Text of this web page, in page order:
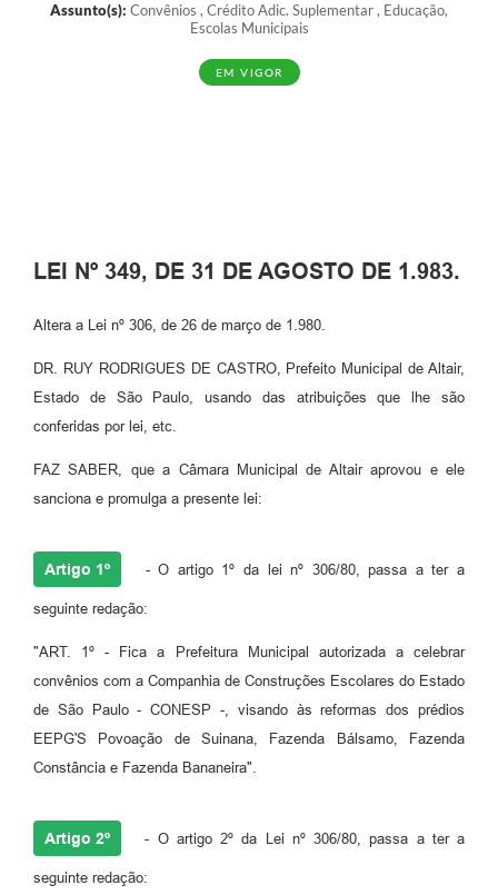
Assunto(s): Convênios , Crédito Adic. Suplementar , Educação,
Escolas Municipais
EM VIGOR
LEI Nº 349, DE 31 DE AGOSTO DE 1.983.
Altera a Lei nº 306, de 26 de março de 1.980.
DR. RUY RODRIGUES DE CASTRO, Prefeito Municipal de Altair,
Estado de São Paulo, usando das atribuições que lhe são
conferidas por lei, etc.
FAZ SABER, que a Câmara Municipal de Altair aprovou e ele
sanciona e promulga a presente lei:
Artigo 1º - O artigo 1º da lei nº 306/80, passa a ter a
seguinte redação:
"ART. 1º - Fica a Prefeitura Municipal autorizada a celebrar
convênios com a Companhia de Construções Escolares do Estado
de São Paulo - CONESP -, visando às reformas dos prédios
EEPG'S Povoação de Suinana, Fazenda Bálsamo, Fazenda
Constância e Fazenda Bananeira".
Artigo 2º - O artigo 2º da Lei nº 306/80, passa a ter a
seguinte redação: